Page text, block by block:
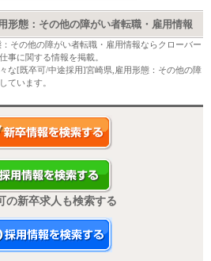
形態：その他の障がい者転職・雇用情報
その他の障がい者転職・雇用情報ならクローバー
事に関する情報を掲載。
な[既卒可/中途採用]宮崎県,雇用形態：その他の障
ています。
の新卒求人も検索する